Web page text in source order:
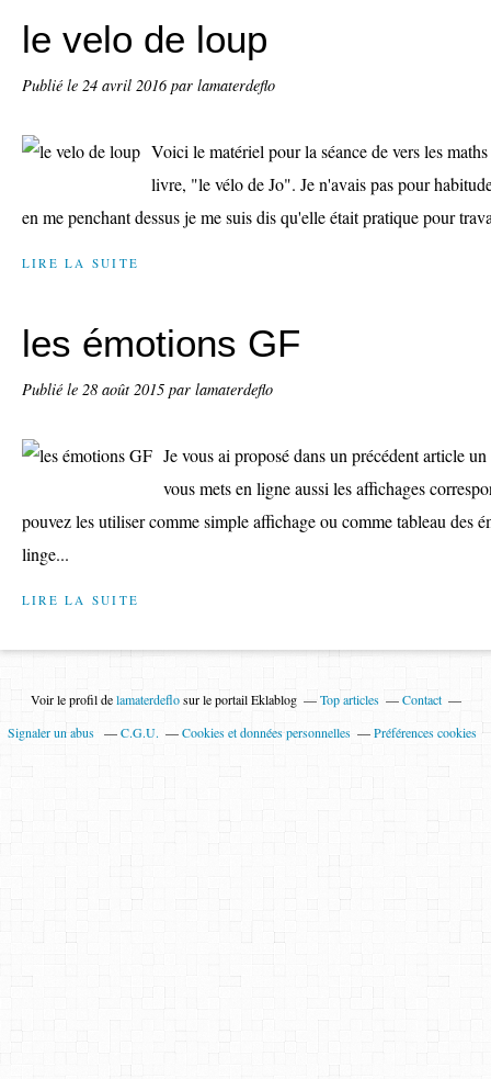
le velo de loup
Publié le 24 avril 2016par lamaterdeflo
Voici le matériel pour la séance de vers les
livre, "le vélo de Jo". Je n'avais pas pour
en me penchant dessus je me suis dis qu'elle était pratique pour
LIRE LA SUITE
les émotions GF
Publié le 28 août 2015 par lamaterdeflo
Je vous ai proposé dans un précédent article
vous mets en ligne aussi les affichages
pouvez les utiliser comme simple affichage ou comme tableau des
linge...
LIRE LA SUITE
Voir le profil delamaterdeflosur le portail Eklablog Top articles
Contact
Signaler un abus
C.G.U. Cookies et données personnelles Préférences cookies